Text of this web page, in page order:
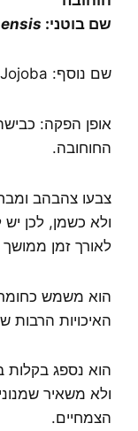
שם בוטני:
שם נוסף: Jojoba
אופן הפקה:
החוחובה.
צבעו צהבהב
ולא כשמן, לכן
לאורך זמן
הוא משמש כחומר
האיכויות הרבות
הוא נספג בקלות
ולא משאיר
הצמחיים.